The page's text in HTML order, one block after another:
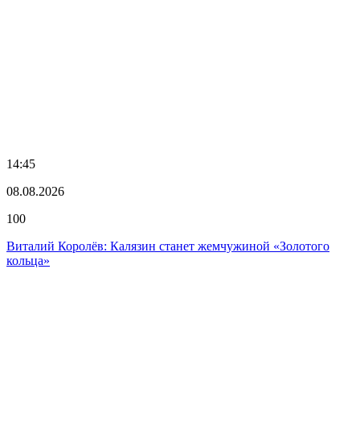
14:45
08.08.2026
100
Виталий Королёв: Калязин станет жемчужиной «Золотого
кольца»